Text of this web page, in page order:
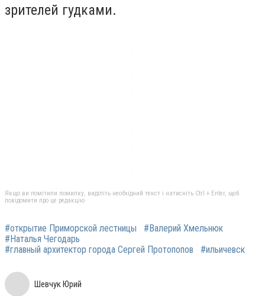
зрителей гудками.
Якщо ви помітили помилку, виділіть необхідний текст і натисніть Ctrl + Enter, щоб
повідомити про це редакцію
#открытие Приморской лестницы
#Валерий Хмельнюк
#Наталья Чегодарь
#главный архитектор города Сергей Протопопов
#ильичевск
Шевчук Юрий